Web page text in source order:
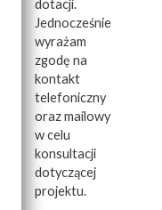
dotacji.
Jednocześnie
wyrażam
zgodę na
kontakt
telefoniczny
oraz mailowy
w celu
konsultacji
dotyczącej
projektu.